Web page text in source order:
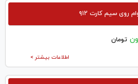
روی سیم کارت ۹۱۲
تومان
اطلاعات بیشتر >